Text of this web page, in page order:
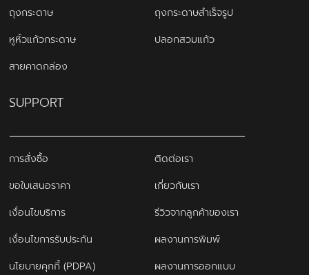
ถุงกระดาษ
ถุงกระดาษสำเร็จรูป
หูหิ้วแก้วกระดาษ
ปลอกสวมแก้ว
สายคาดกล่อง
SUPPORT
การสั่งซื้อ
ติดต่อเรา
ขอใบเสนอราคา
เกี่ยวกับเรา
เงื่อนไขบริการ
รีวิวจากลูกค้าของเรา
เงื่อนไขการรับประกัน
ผลงานการพิมพ์
นโยบายคุกกี้ (PDPA)
ผลงานการออกแบบ